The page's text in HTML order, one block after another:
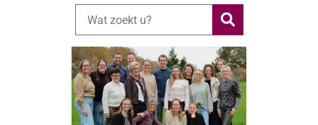
Zoeken